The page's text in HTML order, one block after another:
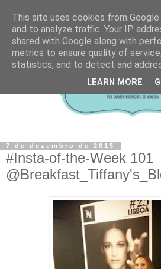
7 de dezembro de 2015
#Insta-of-the-Week 101
This site uses cookies from
and to analyze traffic. Your IP
shared with Google along with
metrics to ensure quality of
statistics, and to detect and
LEARN MORE